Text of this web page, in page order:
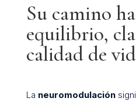
Su camino
equilibrio,
calidad de
La neuromodulación